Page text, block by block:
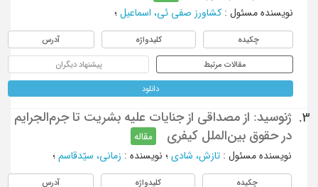
نویسنده مسئول : کشاورز صفی ئی، اسماعیل ؛
چکیده کلیدواژه آدرس
مقالات مرتبط پیشنهاد دیگران
دانلود
3.
ژنوسید: از مصداقی از جنایات علیه بشریت تا جرم‌الجرایم
در حقوق بین‌الملل کیفری
مقاله
نویسنده مسئول : تازش، شادی؛ نویسنده: زمانی، سیّدقاسم؛
چکیده کلیدواژه آدرس